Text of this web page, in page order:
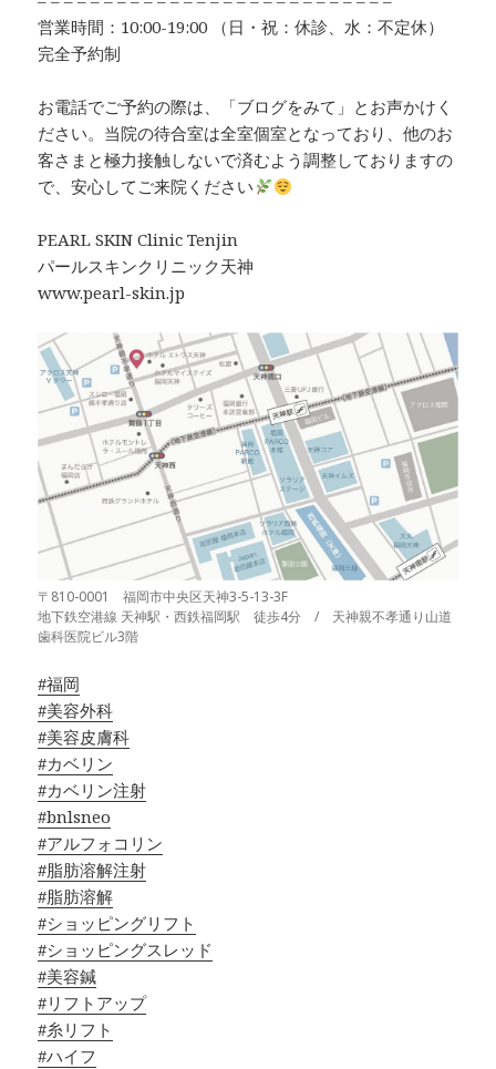
営業時間：10:00-19:00 （日・祝：休診、水：不定休）
完全予約制
お電話でご予約の際は、「ブログをみて」とお声かけく
ださい。当院の待合室は全室個室となっており、他のお
客さまと極力接触しないで済むよう調整しておりますの
で、安心してご来院ください
PEARL SKIN Clinic Tenjin
パールスキンクリニック天神
www.pearl-skin.jp
〒810-0001 福岡市中央区天神3-5-13-3F
地下鉄空港線 天神駅・西鉄福岡駅 徒歩4分 / 天神親不孝通り山道
歯科医院ビル3階
#福岡
#美容外科
#美容皮膚科
#カベリン
#カベリン注射
#bnlsneo
#アルフォコリン
#脂肪溶解注射
#脂肪溶解
#ショッピングリフト
#ショッピングスレッド
#美容鍼
#リフトアップ
#糸リフト
#ハイフ